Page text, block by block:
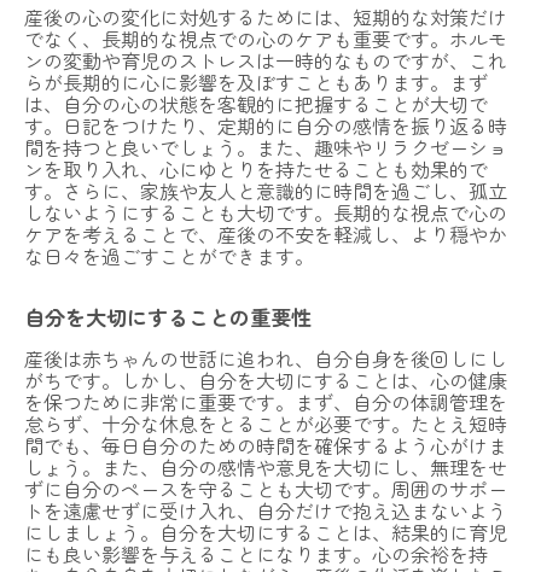
産後の心の変化に対処するためには、短期的な対策だけ
でなく、長期的な視点での心のケアも重要です。ホルモ
ンの変動や育児のストレスは一時的なものですが、これ
らが長期的に心に影響を及ぼすこともあります。まず
は、自分の心の状態を客観的に把握することが大切で
す。日記をつけたり、定期的に自分の感情を振り返る時
間を持つと良いでしょう。また、趣味やリラクゼーショ
ンを取り入れ、心にゆとりを持たせることも効果的で
す。さらに、家族や友人と意識的に時間を過ごし、孤立
しないようにすることも大切です。長期的な視点で心の
ケアを考えることで、産後の不安を軽減し、より穏やか
な日々を過ごすことができます。
自分を大切にすることの重要性
産後は赤ちゃんの世話に追われ、自分自身を後回しにし
がちです。しかし、自分を大切にすることは、心の健康
を保つために非常に重要です。まず、自分の体調管理を
怠らず、十分な休息をとることが必要です。たとえ短時
間でも、毎日自分のための時間を確保するよう心がけま
しょう。また、自分の感情や意見を大切にし、無理をせ
ずに自分のペースを守ることも大切です。周囲のサポー
トを遠慮せずに受け入れ、自分だけで抱え込まないよう
にしましょう。自分を大切にすることは、結果的に育児
にも良い影響を与えることになります。心の余裕を持